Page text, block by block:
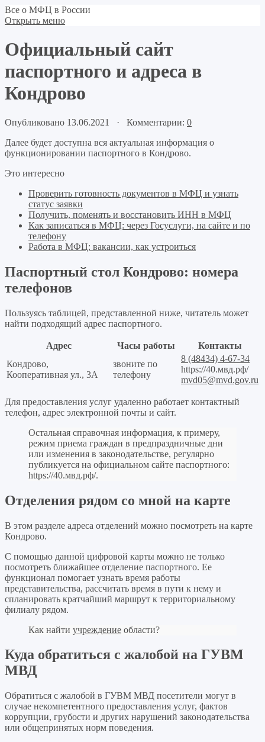
Все о МФЦ в России
Открыть меню
Официальный сайт
паспортного и адреса в
Кондрово
Опубликовано 13.06.2021 · Комментарии: 0
Далее будет доступна вся актуальная информация о
функционировании паспортного в Кондрово.
Это интересно
Проверить готовность документов в МФЦ и узнать
статус заявки
Получить, поменять и восстановить ИНН в МФЦ
Как записаться в МФЦ: через Госуслуги, на сайте и по
телефону
Работа в МФЦ: вакансии, как устроиться
Паспортный стол Кондрово: номера
телефонов
Пользуясь таблицей, представленной ниже, читатель может
найти подходящий адрес паспортного.
Адрес Часы работы
Контакты
Кондрово,
Кооперативная ул., 3А
звоните по
телефону
8 (48434) 4-67-34
https://40.мвд.рф/
mvd05@mvd.gov.ru
Для предоставления услуг удаленно работает контактный
телефон, адрес электронной почты и сайт.
Остальная справочная информация, к примеру,
режим приема граждан в предпраздничные дни
или изменения в законодательстве, регулярно
публикуется на официальном сайте паспортного:
https://40.мвд.рф/.
Отделения рядом со мной на карте
В этом разделе адреса отделений можно посмотреть на карте
Кондрово.
С помощью данной цифровой карты можно не только
посмотреть ближайшее отделение паспортного. Ее
функционал помогает узнать время работы
представительства, рассчитать время в пути к нему и
спланировать кратчайший маршрут к территориальному
филиалу рядом.
Как найти учреждение области?
Куда обратиться с жалобой на ГУВМ
МВД
Обратиться с жалобой в ГУВМ МВД посетители могут в
случае некомпетентного предоставления услуг, фактов
коррупции, грубости и других нарушений законодательства
или общепринятых норм поведения.